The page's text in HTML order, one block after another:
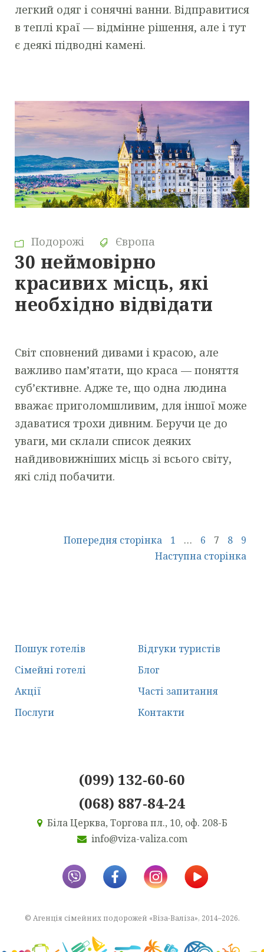
легкий одяг і сонячні ванни. Відправитися
в теплі краї — відмінне рішення, але і тут
є деякі підводні камені.
Подорожі Європа
30 неймовірно
красивих місць, які
необхідно відвідати
Світ сповнений дивами і красою, але
важливо пам’ятати, що краса — поняття
суб’єктивне. Адже те, що одна людина
вважає приголомшливим, для іншої може
здаватися трохи дивним. Беручи це до
уваги, ми склали список деяких
найдивовижніших місць зі всього світу,
які слід побачити.
Попередня сторінка 1 … 6 7 8
9
Наступна сторінка
Пошук готелів
Сімейні готелі
Акції
Послуги
Відгуки туристів
Блог
Часті запитання
Контакти
(099) 132-60-60
(068) 887-84-24
Біла Церква, Торгова пл., 10, оф. 208-Б
info@viza-valiza.com
© Агенція сімейних подорожей «Віза-Валіза», 2014–2026.